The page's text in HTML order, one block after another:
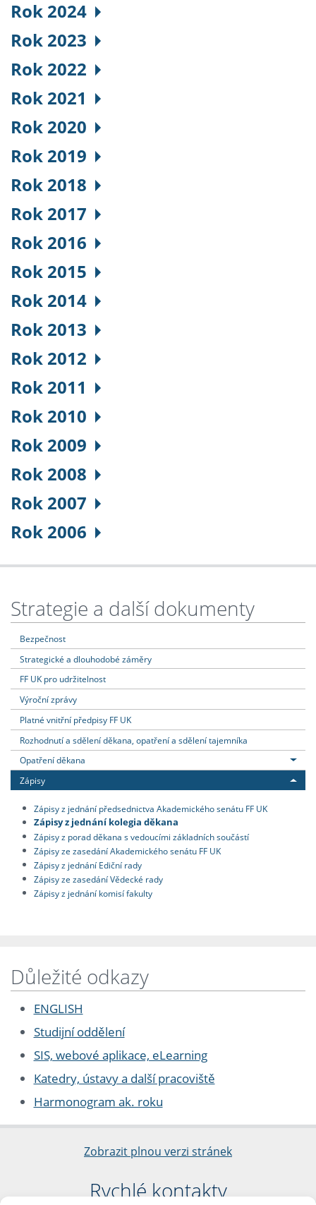
Rok 2024
Rok 2023
Rok 2022
Rok 2021
Rok 2020
Rok 2019
Rok 2018
Rok 2017
Rok 2016
Rok 2015
Rok 2014
Rok 2013
Rok 2012
Rok 2011
Rok 2010
Rok 2009
Rok 2008
Rok 2007
Rok 2006
Strategie a další dokumenty
Bezpečnost
Strategické a dlouhodobé záměry
FF UK pro udržitelnost
Výroční zprávy
Platné vnitřní předpisy FF UK
Rozhodnutí a sdělení děkana, opatření a sdělení tajemníka
Opatření děkana
Zápisy
Zápisy z jednání předsednictva Akademického senátu FF UK
Zápisy z jednání kolegia děkana
Zápisy z porad děkana s vedoucími základních součástí
Zápisy ze zasedání Akademického senátu FF UK
Zápisy z jednání Ediční rady
Zápisy ze zasedání Vědecké rady
Zápisy z jednání komisí fakulty
Důležité odkazy
ENGLISH
Studijní oddělení
SIS, webové aplikace, eLearning
Katedry, ústavy a další pracoviště
Harmonogram ak. roku
Zobrazit plnou verzi stránek
Rychlé kontakty